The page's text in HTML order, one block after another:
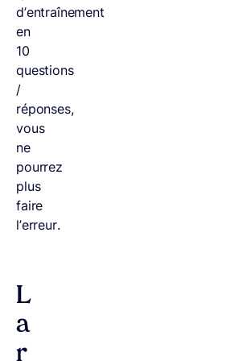
d’entraînement
en
10
questions
/
réponses,
vous
ne
pourrez
plus
faire
l’erreur.
L
a
r